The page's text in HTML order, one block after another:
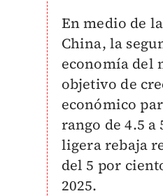
En medio de
China, la
economía del
objetivo de
económico
rango de 4.5
ligera rebaja
del 5 por
2025.